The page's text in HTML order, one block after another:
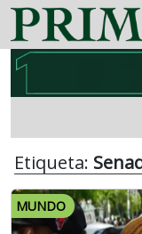
Etiqueta:
MUNDO